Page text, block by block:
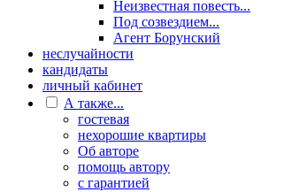
Неизвестная повесть...
Под созвездием...
Агент Борунский
неслучайности
кандидаты
личный кабинет
А также...
гостевая
нехорошие квартиры
Об авторе
помощь автору
с гарантией